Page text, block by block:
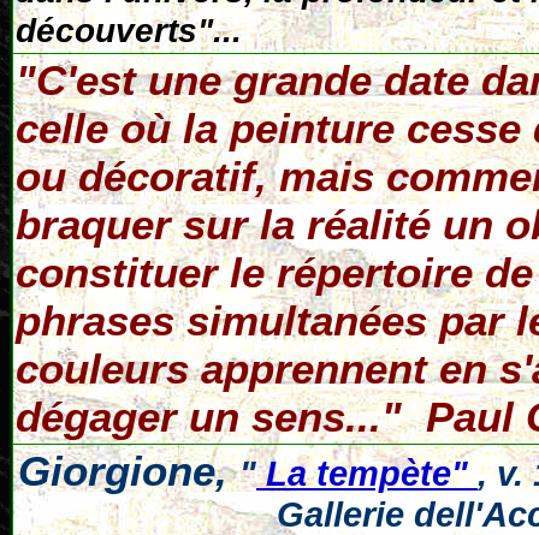
découverts"...
"C'est une grande date
celle où la peinture
ou décoratif, mais
braquer sur la réalité un
constituer le répertoire
phrases simultanées par
couleurs apprennent en
dégager un sens..." Paul
Giorgione,"La tempète", v.
Gallerie